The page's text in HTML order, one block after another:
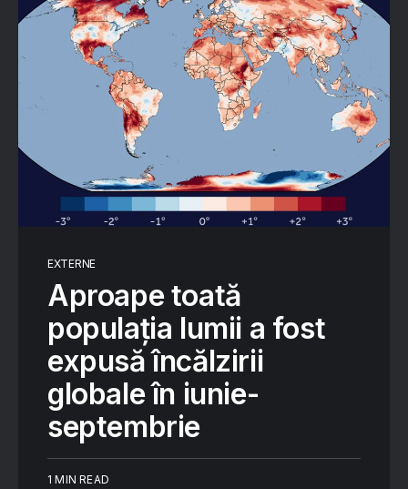
EXTERNE
Aproape toată
populația lumii a fost
expusă încălzirii
globale în iunie-
septembrie
1 MIN READ